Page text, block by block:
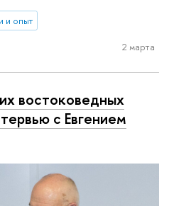
и опыт
2 марта
востоковедных
с Евгением